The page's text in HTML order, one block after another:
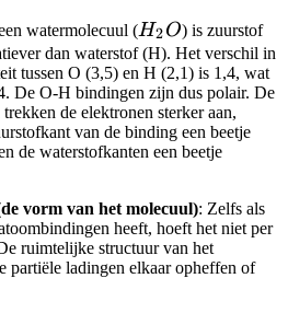
watermolecuul (H_2O
H2O) is zuurstof
dan waterstof (H). Het verschil in
tussen O (3,5) en H (2,1) is 1,4, wat
De O-H bindingen zijn dus polair. De
de elektronen sterker aan,
van de binding een beetje
de waterstofkanten een beetje
vorm van het molecuul): Zelfs als
heeft, hoeft het niet per
ruimtelijke structuur van het
partiële ladingen elkaar opheffen of